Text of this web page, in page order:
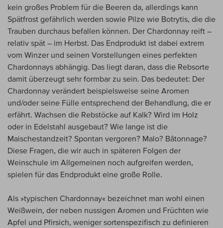
kein großes Problem für die Beeren da, allerdings kann
Spätfrost gefährlich werden sowie Pilze wie Botrytis, die die
Trauben durchaus befallen können. Der Chardonnay reift –
relativ spät – im Herbst. Das Endprodukt ist dabei extrem
vom Winzer und seinen Vorstellungen eines perfekten
Chardonnays abhängig. Das liegt daran, dass die Rebsorte
damit überzeugt sehr formbar zu sein. Das bedeutet: Der
Chardonnay verändert beispielsweise seine Aromen
und/oder seine Fülle entsprechend der Behandlung, die er
erfährt. Wachsen die Rebstöcke auf Kalk? Wird im Holz
oder in Edelstahl ausgebaut? Wie lange ist die
Maischestandzeit? Spontan vergoren? Malo? Bâtonnage?
Diese Fragen, die wir auch in späteren Folgen der
Weinschule im Allgemeinen noch aufgreifen werden,
spielen für das Endprodukt eine große Rolle.
Als »typischen Chardonnay« bezeichnet man wohl einen
Weißwein, der neben nussigen Aromen und Früchten wie
Apfel und Pfirsich, weniger sortenspezifisch zu definieren